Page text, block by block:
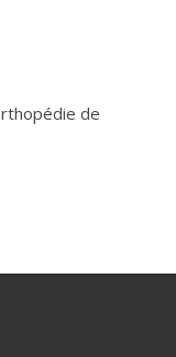
de